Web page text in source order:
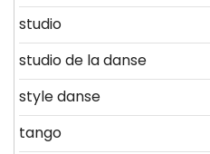
studio
studio de la danse
style danse
tango